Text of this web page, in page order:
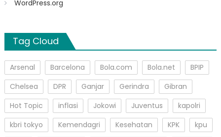
WordPress.org
Tag Cloud
Arsenal Barcelona Bola.com Bola.net
BPIP
Chelsea
DPR Ganjar Gerindra
Gibran
Hot Topic
inflasi Jokowi Juventus
kapolri
kbri tokyo
Kemendagri Kesehatan KPK
kpu